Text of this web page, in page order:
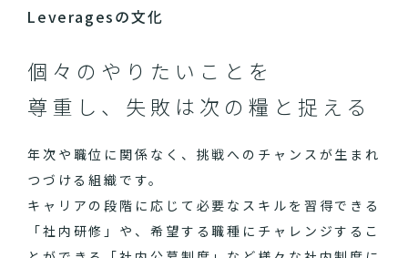
Leveragesの文化
個々のやりたいことを
尊重し、失敗は次の糧と捉える
年次や職位に関係なく、挑戦へのチャンスが生まれ
つづける組織です。
キャリアの段階に応じて必要なスキルを習得できる
「社内研修」や、希望する職種にチャレンジするこ